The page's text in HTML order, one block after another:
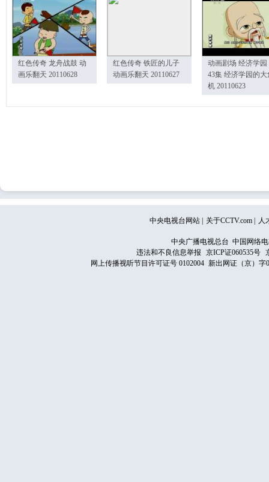
红色传奇 龙舟战鼓 动
画乐翻天 20110628
红色传奇 铁匠的儿子
动画乐翻天 20110627
动画剧场 经济学园
43集 经济学园的大
机 20110623
中央电视台网站 关于CCTV.com 人
中央广播电视总台 中国网络
违法和不良信息举报
京ICP证060535号
网上传播视听节目许可证号 0102004 新出网证（京）